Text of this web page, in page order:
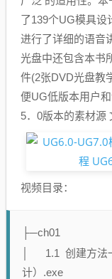
了139个UG模具设
进行了详细的语音
光盘中还包含本书
件(2张DVD光盘教
便UG低版本用户
5．0版本的素材源
视频目录：
├─ch01
│ 1.1 创建方法
计）.exe